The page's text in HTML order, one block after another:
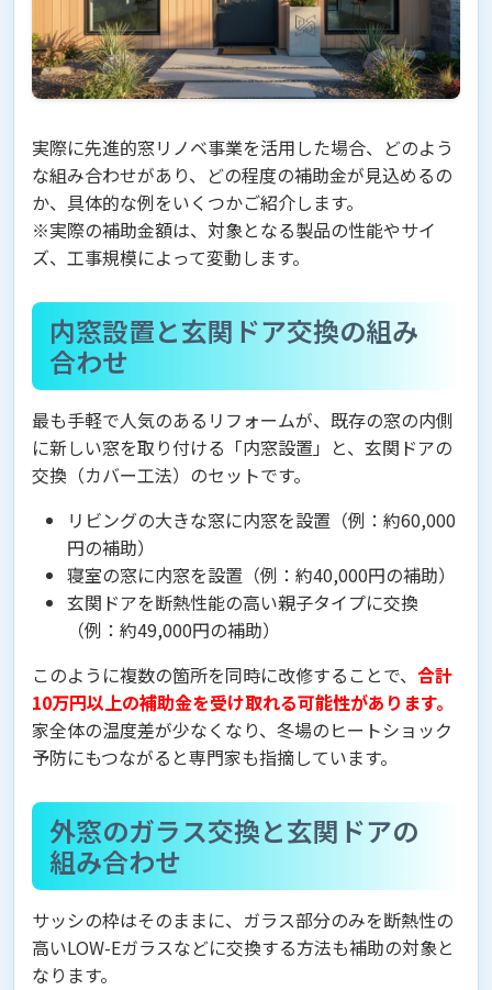
実際に先進的窓リノベ事業を活用した場合、どのよう
な組み合わせがあり、どの程度の補助金が見込めるの
か、具体的な例をいくつかご紹介します。
※実際の補助金額は、対象となる製品の性能やサイ
ズ、工事規模によって変動します。
内窓設置と玄関ドア交換の組み
合わせ
最も手軽で人気のあるリフォームが、既存の窓の内側
に新しい窓を取り付ける「内窓設置」と、玄関ドアの
交換（カバー工法）のセットです。
リビングの大きな窓に内窓を設置（例：約60,000
円の補助）
寝室の窓に内窓を設置（例：約40,000円の補助）
玄関ドアを断熱性能の高い親子タイプに交換
（例：約49,000円の補助）
このように複数の箇所を同時に改修することで、 合計
10万円以上の補助金を受け取れる可能性があります。
家全体の温度差が少なくなり、冬場のヒートショック
予防にもつながると専門家も指摘しています。
外窓のガラス交換と玄関ドアの
組み合わせ
サッシの枠はそのままに、ガラス部分のみを断熱性の
高いLOW-Eガラスなどに交換する方法も補助の対象と
なります。